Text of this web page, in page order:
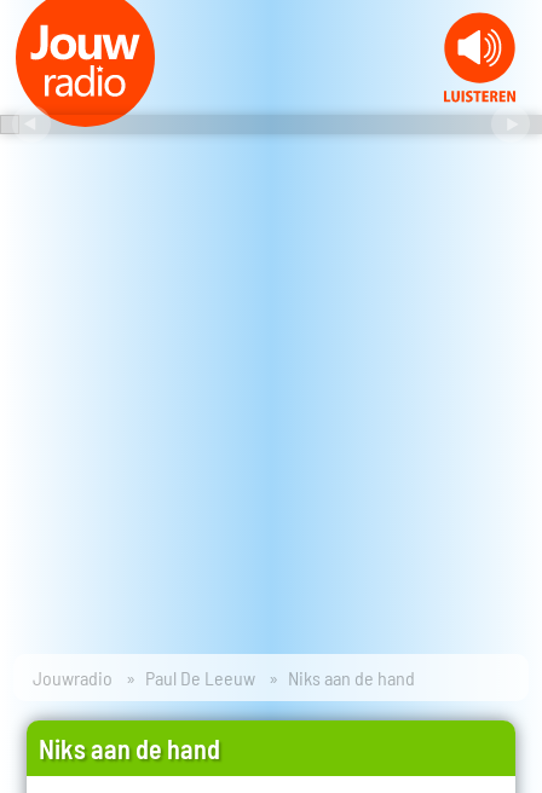
Jouwradio Paul De Leeuw Niks aan de hand
Niks aan de hand